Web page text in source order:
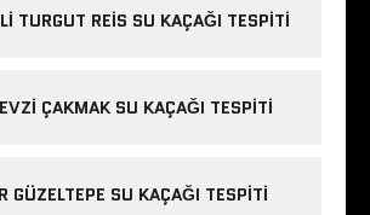
TURGUT REIS SU KAÇAĞI TESPITI
ÇAKMAK SU KAÇAĞI TESPITI
GÜZELTEPE SU KAÇAĞI TESPITI